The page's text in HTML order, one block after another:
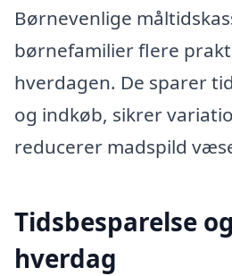
Børnevenlige
børnefamilier flere
hverdagen. De sparer
og indkøb, sikrer
reducerer madspild
Tidsbesparelse
hverdag